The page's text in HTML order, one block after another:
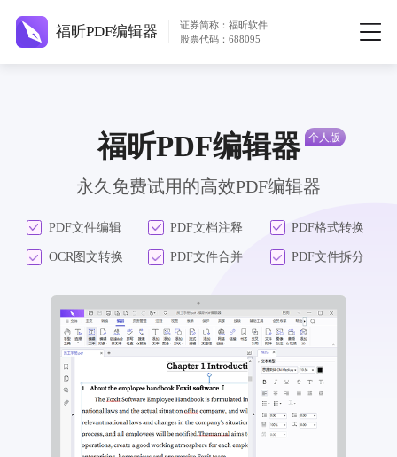
福昕PDF编辑器
证券简称：福昕软件
股票代码：688095
福昕PDF编辑器
永久免费试用的高效PDF编辑器
PDF文件编辑 PDF文档注释 PDF格式转换
OCR图文转换 PDF文件合并 PDF文件拆分